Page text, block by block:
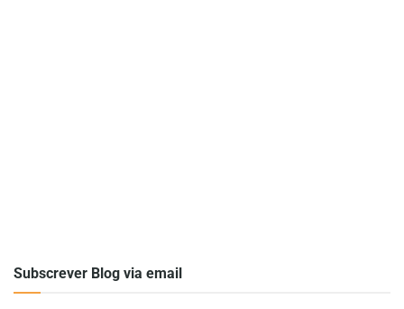
Subscrever Blog via email